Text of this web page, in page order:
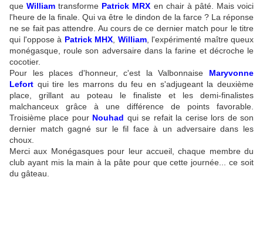
queWilliam transforme Patrick MRX en chair à pâté. Mais voici
l'heure de la finale.Qui va être le dindon de la farce ? La réponse
ne se fait pas attendre. Au cours de ce dernier match pour le titre
qui l'oppose à Patrick MHX William, l'expérimenté maître queux
monégasque, roule son adversaire dans la farine et décroche le
cocotier.
Pour les places d'honneur, c'est la Valbonnaise Maryvonne
Lefort qui tire les marrons du feu en s'adjugeant la deuxième
place, grillant au poteau le finaliste et les demi-finalistes
malchanceux grâce à une différence de points favorable.
Troisième place pour Nouhad qui se refait la cerise lors de son
dernier match gagné sur le fil face à un adversaire dans les
choux.
Merci aux Monégasques pour leur accueil, chaque membre du
club ayant mis la main à la pâte pour que cette journée... ce soit
du gâteau.